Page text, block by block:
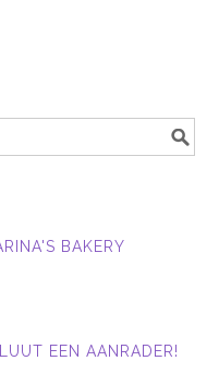
BAKERY
EEN AANRADER!